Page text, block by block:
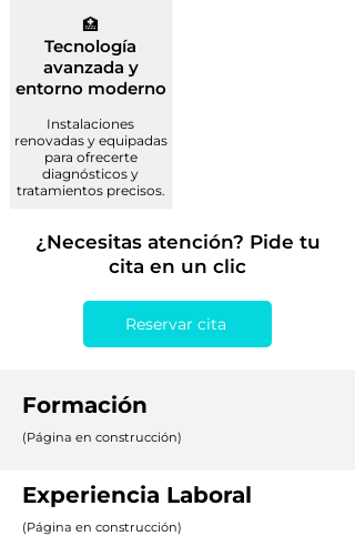
🏥
Tecnología
avanzada y
entorno moderno
Instalaciones
renovadas y equipadas
para ofrecerte
diagnósticos y
tratamientos precisos.
¿Necesitas atención? Pide tu
cita en un clic
Reservar cita
Formación
(Página en construcción)
Experiencia Laboral
(Página en construcción)